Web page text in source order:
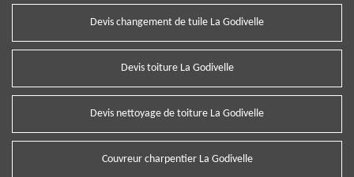
Devis changement de tuile La Godivelle
Devis toiture La Godivelle
Devis nettoyage de toiture La Godivelle
Couvreur charpentier La Godivelle